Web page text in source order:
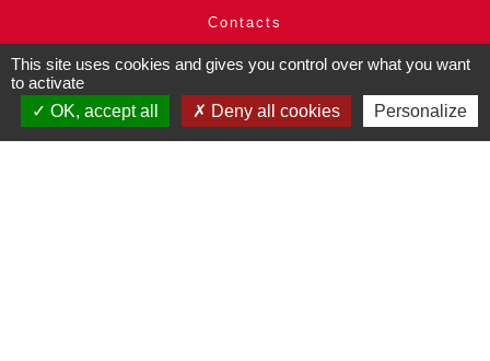
Contacts
2 rue des Rossignols
27130 Pullay - FRANCE
+33 2 32 32 18 58
This site uses cookies and gives you control over what you want
to activate
OK, accept all
Deny all cookies Personalize